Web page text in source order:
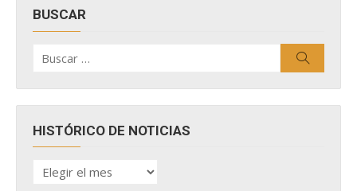
BUSCAR
por:
HISTÓRICO DE NOTICIAS
HISTÓRICO
DE